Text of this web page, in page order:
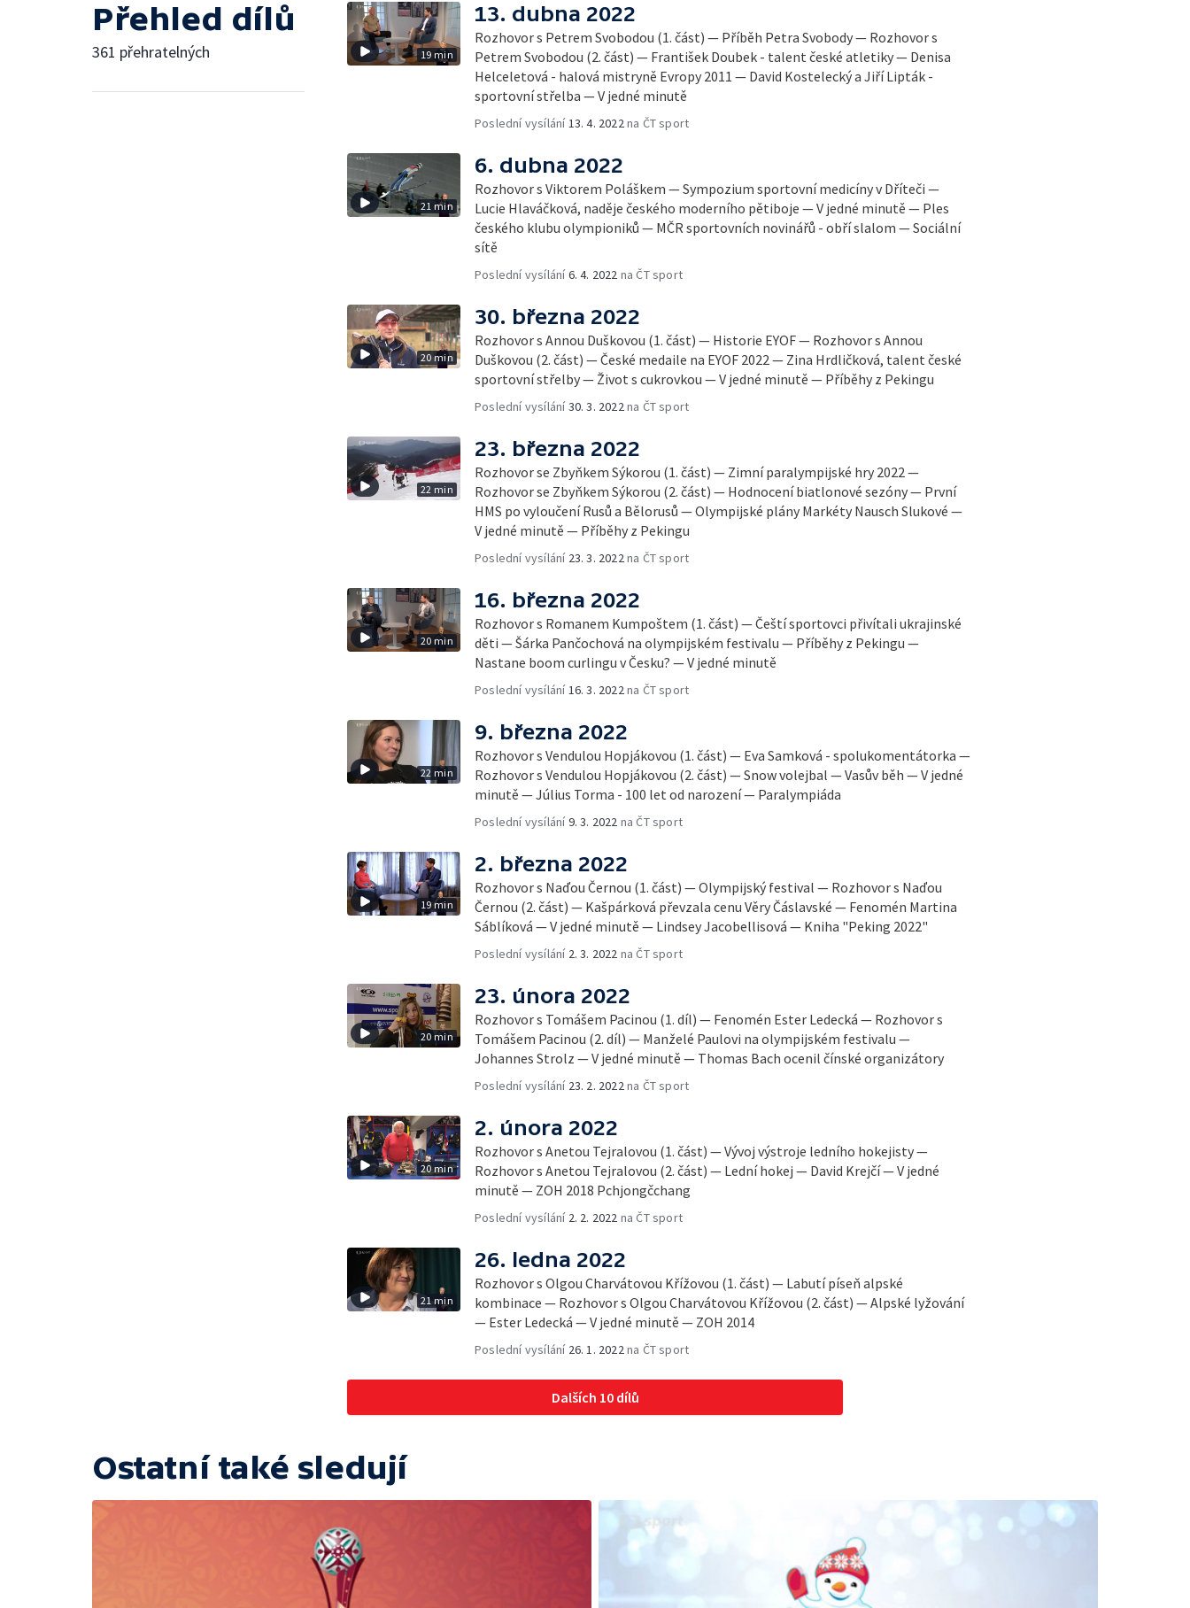
Přehled dílů
361 přehratelných 19 min
13. dubna 2022
Rozhovor s Petrem Svobodou (1. část) — Příběh Petra Svobody — Rozhovor s
Petrem Svobodou (2. část) — František Doubek - talent české atletiky — Denisa
Helceletová - halová mistryně Evropy 2011 — David Kostelecký a Jiří Lipták -
sportovní střelba — V jedné minutě
Poslední vysílání13. 4. 2022na ČT sport
21 min
6. dubna 2022
Rozhovor s Viktorem Poláškem — Sympozium sportovní medicíny v Dříteči —
Lucie Hlaváčková, naděje českého moderního pětiboje — V jedné minutě — Ples
českého klubu olympioniků — MČR sportovních novinářů - obří slalom — Sociální
sítě
Poslední vysílání6. 4. 2022 na ČT sport
20 min
30. března 2022
Rozhovor s Annou Duškovou (1. část) — Historie EYOF — Rozhovor s Annou
Duškovou (2. část) — České medaile na EYOF 2022 — Zina Hrdličková, talent české
sportovní střelby — Život s cukrovkou — V jedné minutě — Příběhy z Pekingu
Poslední vysílání30. 3. 2022na ČT sport
22 min
23. března 2022
Rozhovor se Zbyňkem Sýkorou (1. část) — Zimní paralympijské hry 2022 —
Rozhovor se Zbyňkem Sýkorou (2. část) — Hodnocení biatlonové sezóny — První
HMS po vyloučení Rusů a Bělorusů — Olympijské plány Markéty Nausch Slukové —
V jedné minutě — Příběhy z Pekingu
Poslední vysílání 23. 3. 2022na ČT sport
20 min
16. března 2022
Rozhovor s Romanem Kumpoštem (1. část) — Čeští sportovci přivítali ukrajinské
děti — Šárka Pančochová na olympijském festivalu — Příběhy z Pekingu —
Nastane boom curlingu v Česku? — V jedné minutě
Poslední vysílání16. 3. 2022na ČT sport
22 min
9. března 2022
Rozhovor s Vendulou Hopjákovou (1. část) — Eva Samková - spolukomentátorka —
Rozhovor s Vendulou Hopjákovou (2. část) — Snow volejbal — Vasův běh — V jedné
minutě — Július Torma - 100 let od narození — Paralympiáda
Poslední vysílání9. 3. 2022 na ČT sport
19 min
2. března 2022
Rozhovor s Naďou Černou (1. část) — Olympijský festival — Rozhovor s Naďou
Černou (2. část) — Kašpárková převzala cenu Věry Čáslavské — Fenomén Martina
Sáblíková — V jedné minutě — Lindsey Jacobellisová — Kniha "Peking 2022"
Poslední vysílání 2. 3. 2022 na ČT sport
20 min
23. února 2022
Rozhovor s Tomášem Pacinou (1. díl) — Fenomén Ester Ledecká — Rozhovor s
Tomášem Pacinou (2. díl) — Manželé Paulovi na olympijském festivalu —
Johannes Strolz — V jedné minutě — Thomas Bach ocenil čínské organizátory
Poslední vysílání 23. 2. 2022na ČT sport
20 min
2. února 2022
Rozhovor s Anetou Tejralovou (1. část) — Vývoj výstroje ledního hokejisty —
Rozhovor s Anetou Tejralovou (2. část) — Lední hokej — David Krejčí — V jedné
minutě — ZOH 2018 Pchjongčchang
Poslední vysílání 2. 2. 2022 na ČT sport
21 min
26. ledna 2022
Rozhovor s Olgou Charvátovou Křížovou (1. část) — Labutí píseň alpské
kombinace — Rozhovor s Olgou Charvátovou Křížovou (2. část) — Alpské lyžování
— Ester Ledecká — V jedné minutě — ZOH 2014
Poslední vysílání 26. 1. 2022na ČT sport
Dalších 10 dílů
Ostatní také sledují